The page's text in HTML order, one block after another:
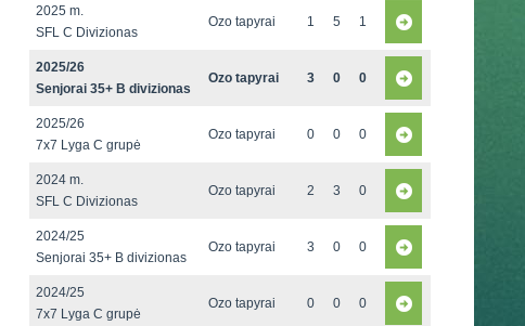
2025 m.
SFL C Divizionas
Ozo tapyrai 1 5 1
2025/26
Senjorai 35+ B divizionas
Ozo tapyrai 3 0 0
2025/26
7x7 Lyga C grupė
Ozo tapyrai 0 0 0
2024 m.
SFL C Divizionas
Ozo tapyrai 2 3 0
2024/25
Senjorai 35+ B divizionas
Ozo tapyrai 3 0 0
2024/25
7x7 Lyga C grupė
Ozo tapyrai 0 0 0